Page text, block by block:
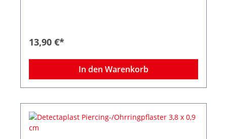
13,90 €*
In den Warenkorb